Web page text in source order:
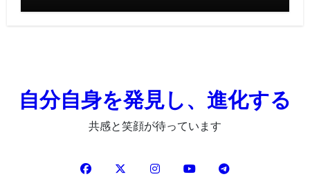
自分自身を発見し、進化する
共感と笑顔が待っています